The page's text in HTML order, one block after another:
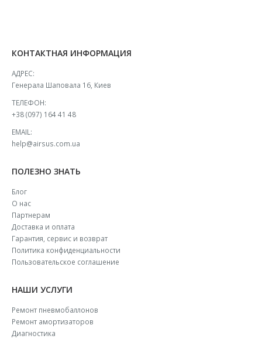
КОНТАКТНАЯ ИНФОРМАЦИЯ
АДРЕС:
Генерала Шаповала 16, Киев
ТЕЛЕФОН:
+38 (097) 164 41 48
EMAIL:
help@airsus.com.ua
ПОЛЕЗНО ЗНАТЬ
Блог
О нас
Партнерам
Доставка и оплата
Гарантия, сервис и возврат
Политика конфиденциальности
Пользовательское соглашение
НАШИ УСЛУГИ
Ремонт пневмобаллонов
Ремонт амортизаторов
Диагностика